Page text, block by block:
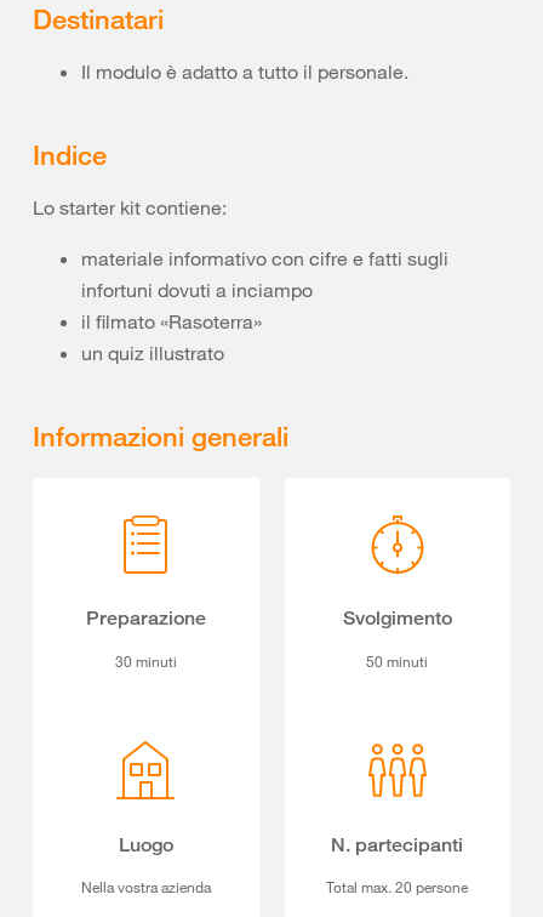
Destinatari
Il modulo è adatto a tutto il personale.
Indice
Lo starter kit contiene:
materiale informativo con cifre e fatti sugli
infortuni dovuti a inciampo
il filmato «Rasoterra»
un quiz illustrato
Informazioni generali
Preparazione
30 minuti
Svolgimento
50 minuti
Luogo
Nella vostra azienda
N. partecipanti
Total max. 20 persone